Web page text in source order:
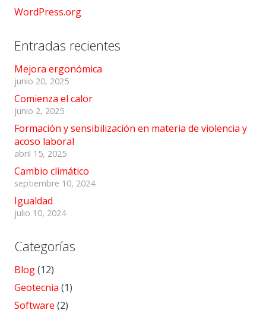
WordPress.org
Entradas recientes
Mejora ergonómica
junio 20, 2025
Comienza el calor
junio 2, 2025
Formación y sensibilización en materia de violencia y
acoso laboral
abril 15, 2025
Cambio climático
septiembre 10, 2024
Igualdad
julio 10, 2024
Categorías
Blog(12)
Geotecnia (1)
Software (2)